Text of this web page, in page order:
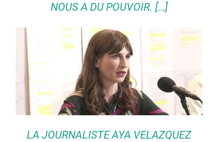
NOUS A DU POUVOIR. […]
LA JOURNALISTE AYA VELAZQUEZ